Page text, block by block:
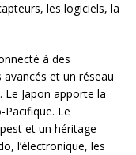
les logiciels, la
à des
et un réseau
Japon apporte la
Pacifique. Le
et un héritage
l’électronique, les